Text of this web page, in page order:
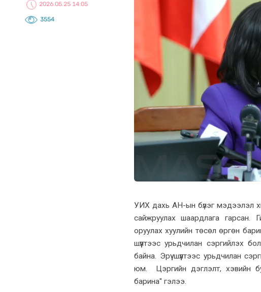
2026.05.25 14:05
3554
УИХ дахь АН-ын бүлэг мэдээлэл
сайжруулах шаардлага гарсан.
оруулах хуулийн төсөл өргөн
шүүлтээс урьдчилан сэргийлэх
байна. Эрүү шүүлтээс урьдчилан
юм. Цэргийн дэглэлт, хэвийн
барина" гэлээ.